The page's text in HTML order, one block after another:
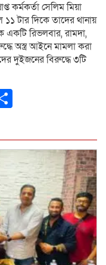
কর্মকর্তা সেলিম মিয়া
টার দিকে তাদের থানায়
একটি রিভলবার, রামদা,
অস্ত্র আইনে মামলা করা
দুইজনের বিরুদ্ধে ৩টি